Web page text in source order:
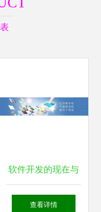
软件开发的现在与
未来 外包服务如何
查看详情